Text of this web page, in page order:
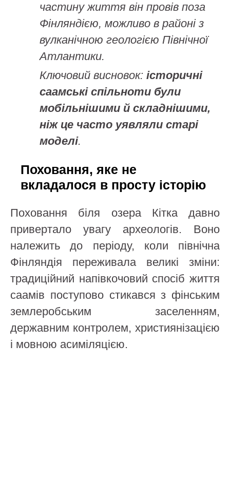
частину життя він провів поза
Фінляндією, можливо в районі з
вулканічною геологією Північної
Атлантики.
Ключовий висновок:історичні
саамські спільноти були
мобільнішими й складнішими,
ніж це часто уявляли старі
моделі.
Поховання, яке не
вкладалося в просту історію
Поховання біля озера Кітка давно
привертало увагу археологів. Воно
належить до періоду, коли північна
Фінляндія переживала великі зміни:
традиційний напівкочовий спосіб життя
саамів поступово стикався з фінським
землеробським заселенням,
державним контролем, християнізацією
і мовною асиміляцією.